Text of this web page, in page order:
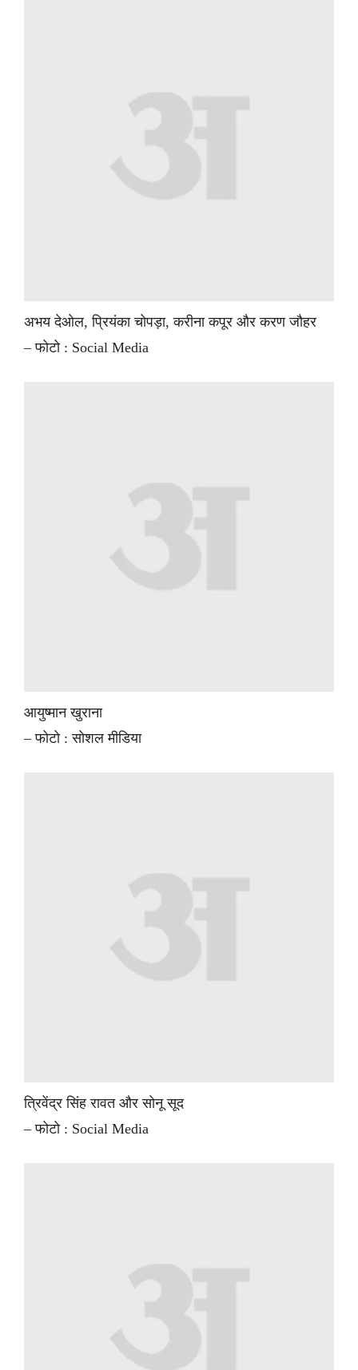
अभय देओल, प्रियंका चोपड़ा, करीना कपूर और करण जौहर
– फोटो : Social Media
आयुष्मान खुराना
– फोटो : सोशल मीडिया
त्रिवेंद्र सिंह रावत और सोनू सूद
– फोटो : Social Media